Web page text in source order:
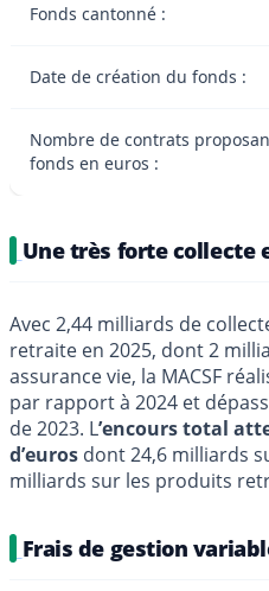
Fonds cantonné :
Date de création du fonds :
Nombre de contrats
fonds en euros :
Une très forte collecte
Avec 2,44 milliards de
retraite en 2025, dont 2
assurance vie, la MACSF
par rapport à 2024 et
de 2023. L’encours total
d’euros dont 24,6 milliards
milliards sur les produits
Frais de gestion